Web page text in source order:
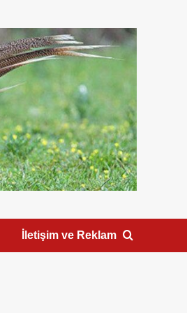
İletişim ve Reklam